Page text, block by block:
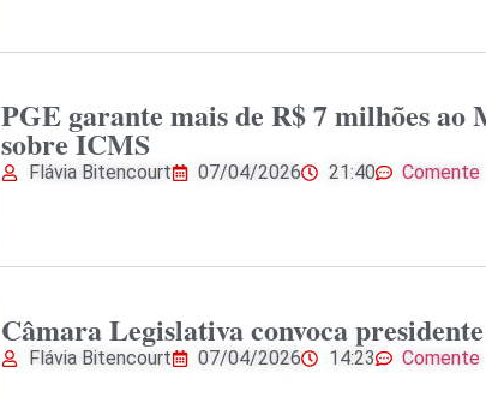
PGE garante mais de R$ 7 milhões
sobre ICMS
Flávia Bitencourt 07/04/2026 21:40 Comente
Câmara Legislativa convoca
Flávia Bitencourt 07/04/2026 14:23 Comente